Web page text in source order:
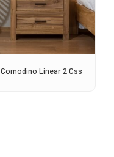
Comodino Linear 2 Css